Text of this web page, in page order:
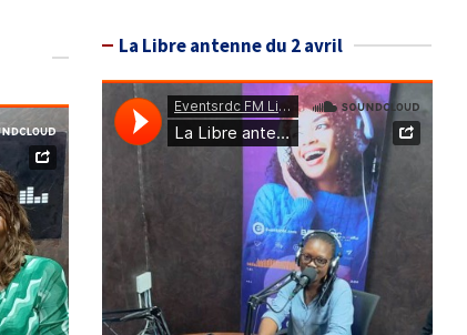
La Libre antenne du 2 avril